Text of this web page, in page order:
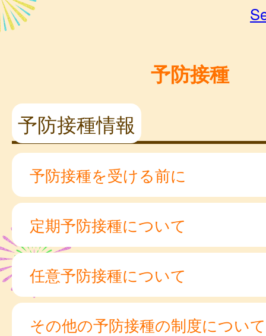
予防接種
予防接種情報
予防接種を受ける前に
定期予防接種について
任意予防接種について
その他の予防接種の制度について